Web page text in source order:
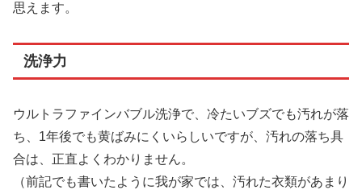
思えます。
洗浄力
ウルトラファインバブル洗浄で、冷たいブズでも汚れが落
ち、1年後でも黄ばみにくいらしいですが、汚れの落ち具
合は、正直よくわかりません。
（前記でも書いたように我が家では、汚れた衣類があまり